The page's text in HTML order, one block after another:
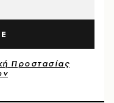
Προστασίας